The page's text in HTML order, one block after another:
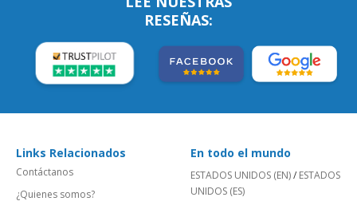
RESEÑAS:
Links Relacionados
Contáctanos
¿Quienes somos?
En todo el mundo
ESTADOS UNIDOS (EN)/ ESTADOS
UNIDOS (ES)